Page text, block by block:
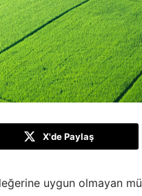
X'de Paylaş
uygun olmayan